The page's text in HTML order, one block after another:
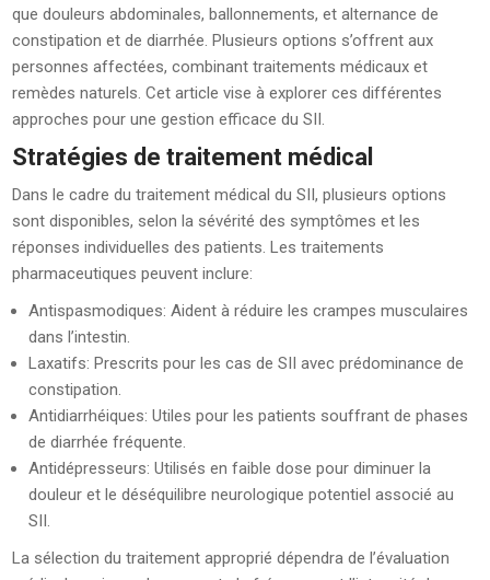
que douleurs abdominales, ballonnements, et alternance de
constipation et de diarrhée. Plusieurs options s’offrent aux
personnes affectées, combinant traitements médicaux et
remèdes naturels. Cet article vise à explorer ces différentes
approches pour une gestion efficace du SII.
Stratégies de traitement médical
Dans le cadre du traitement médical du SII, plusieurs options
sont disponibles, selon la sévérité des symptômes et les
réponses individuelles des patients. Les traitements
pharmaceutiques peuvent inclure:
Antispasmodiques: Aident à réduire les crampes musculaires
dans l’intestin.
Laxatifs: Prescrits pour les cas de SII avec prédominance de
constipation.
Antidiarrhéiques: Utiles pour les patients souffrant de phases
de diarrhée fréquente.
Antidépresseurs: Utilisés en faible dose pour diminuer la
douleur et le déséquilibre neurologique potentiel associé au
SII.
La sélection du traitement approprié dépendra de l’évaluation